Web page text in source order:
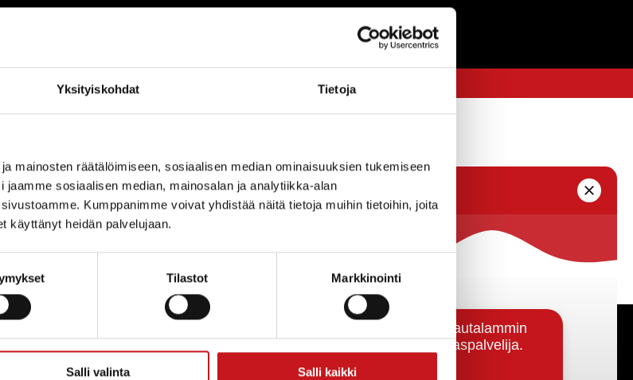
Yksityiskohdat Tietoja
mainosten räätälöimiseen, sosiaalisen median ominaisuuksien tukemiseen
sosiaalisen median, mainosalan ja analytiikka-alan
Kumppanimme voivat yhdistää näitä tietoja muihin tietoihin, joita
käyttänyt heidän palvelujaan.
Tilastot Markkinointi
Salli valinta Salli kaikki